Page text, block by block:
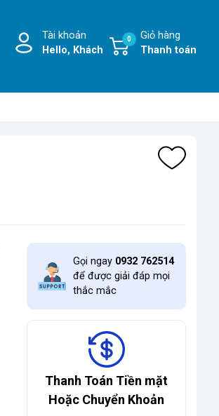
Tài khoản
Hello, Khách
Giỏ hàng
Thanh toán
0
Gọi ngay 0932 762514
để được giải đáp mọi
thắc mắc
Thanh Toán Tiền mặt
Hoặc Chuyển Khoản